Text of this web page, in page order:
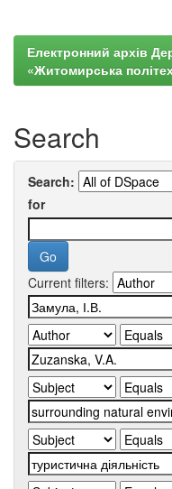
Електронний архів
«Житомирська
Search
Search:
for
Current filters: